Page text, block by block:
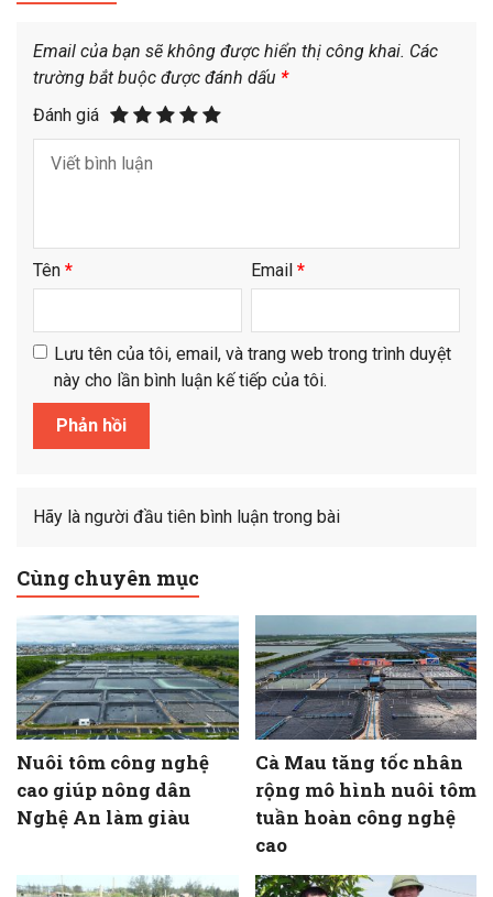
Email của bạn sẽ không được hiển thị công khai. Các
trường bắt buộc được đánh dấu *
Đánh giá
Tên * Email *
Lưu tên của tôi, email, và trang web trong trình duyệt
này cho lần bình luận kế tiếp của tôi.
Hãy là người đầu tiên bình luận trong bài
Cùng chuyên mục
Nuôi tôm công nghệ
cao giúp nông dân
Nghệ An làm giàu
Cà Mau tăng tốc nhân
rộng mô hình nuôi tôm
tuần hoàn công nghệ
cao